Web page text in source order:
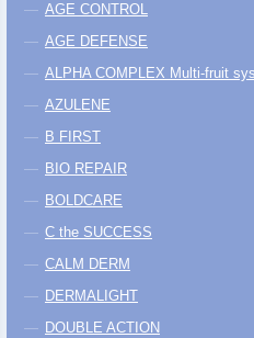
AGE CONTROL
AGE DEFENSE
ALPHA COMPLEX Multi-fruit
AZULENE
B FIRST
BIO REPAIR
BOLDCARE
C the SUCCESS
CALM DERM
DERMALIGHT
DOUBLE ACTION